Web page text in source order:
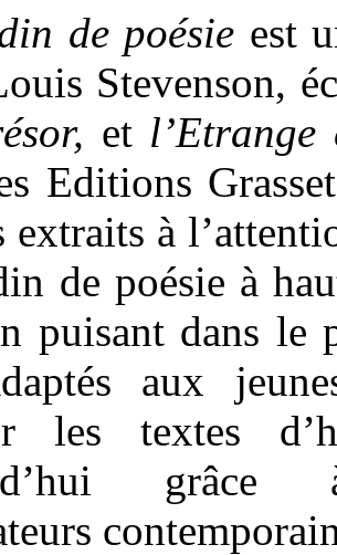
de poésie est
Stevenson,
etl’Etrange
Editions
extraits à
de poésie à
puisant dans le
aux
les textes